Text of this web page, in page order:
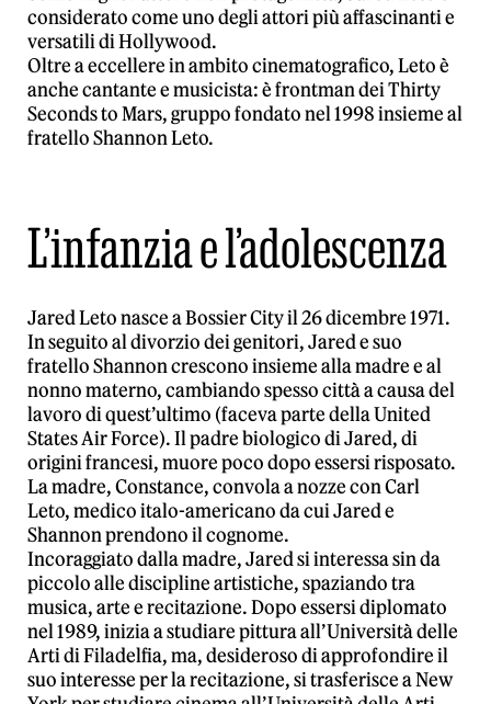
considerato come uno degli attori più affascinanti e
versatili di Hollywood.
Oltre a eccellere in ambito cinematografico, Leto è
anche cantante e musicista: è frontman dei Thirty
Seconds to Mars, gruppo fondato nel 1998 insieme al
fratello Shannon Leto.
L’infanzia e l’adolescenza
Jared Leto nasce a Bossier City il 26 dicembre 1971.
In seguito al divorzio dei genitori, Jared e suo
fratello Shannon crescono insieme alla madre e al
nonno materno, cambiando spesso città a causa del
lavoro di quest’ultimo (faceva parte della United
States Air Force). Il padre biologico di Jared, di
origini francesi, muore poco dopo essersi risposato.
La madre, Constance, convola a nozze con Carl
Leto, medico italo-americano da cui Jared e
Shannon prendono il cognome.
Incoraggiato dalla madre, Jared si interessa sin da
piccolo alle discipline artistiche, spaziando tra
musica, arte e recitazione. Dopo essersi diplomato
nel 1989, inizia a studiare pittura all’Università delle
Arti di Filadelfia, ma, desideroso di approfondire il
suo interesse per la recitazione, si trasferisce a New